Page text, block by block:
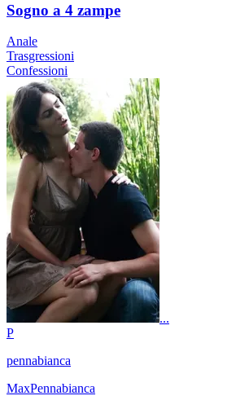
Sogno a 4 zampe
Anale
Trasgressioni
Confessioni
...
P
pennabianca
MaxPennabianca